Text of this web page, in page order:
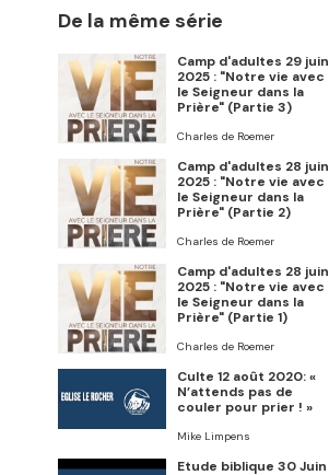
De la même série
Camp d'adultes 29 juin
2025 : "Notre vie avec
le Seigneur dans la
Prière" (Partie 3)
Charles de Roemer
Camp d'adultes 28 juin
2025 : "Notre vie avec
le Seigneur dans la
Prière" (Partie 2)
Charles de Roemer
Camp d'adultes 28 juin
2025 : "Notre vie avec
le Seigneur dans la
Prière" (Partie 1)
Charles de Roemer
Culte 12 août 2020: «
N’attends pas de
couler pour prier ! »
Mike Limpens
Etude biblique 30 Juin